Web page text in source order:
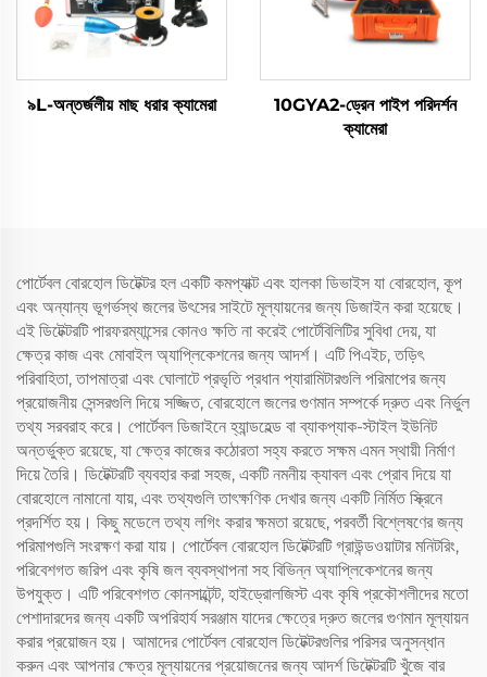
৯L-অন্তর্জলীয় মাছ ধরার ক্যামেরা
10GYA2-ড্রেন পাইপ পরিদর্শন
ক্যামেরা
পোর্টেবল বোরহোল ডিটেক্টর হল একটি কমপ্যাক্ট এবং হালকা ডিভাইস যা বোরহোল, কূপ
এবং অন্যান্য ভূগর্ভস্থ জলের উৎসের সাইটে মূল্যায়নের জন্য ডিজাইন করা হয়েছে।
এই ডিটেক্টরটি পারফরম্যান্সের কোনও ক্ষতি না করেই পোর্টেবিলিটির সুবিধা দেয়, যা
ক্ষেত্র কাজ এবং মোবাইল অ্যাপ্লিকেশনের জন্য আদর্শ। এটি পিএইচ, তড়িৎ
পরিবাহিতা, তাপমাত্রা এবং ঘোলাটে প্রভৃতি প্রধান প্যারামিটারগুলি পরিমাপের জন্য
প্রয়োজনীয় সেন্সরগুলি দিয়ে সজ্জিত, বোরহোলে জলের গুণমান সম্পর্কে দ্রুত এবং নির্ভুল
তথ্য সরবরাহ করে। পোর্টেবল ডিজাইনে হ্যান্ডহেল্ড বা ব্যাকপ্যাক-স্টাইল ইউনিট
অন্তর্ভুক্ত রয়েছে, যা ক্ষেত্র কাজের কঠোরতা সহ্য করতে সক্ষম এমন স্থায়ী নির্মাণ
দিয়ে তৈরি। ডিটেক্টরটি ব্যবহার করা সহজ, একটি নমনীয় ক্যাবল এবং প্রোব দিয়ে যা
বোরহোলে নামানো যায়, এবং তথ্যগুলি তাৎক্ষণিক দেখার জন্য একটি নির্মিত স্ক্রিনে
প্রদর্শিত হয়। কিছু মডেলে তথ্য লগিং করার ক্ষমতা রয়েছে, পরবর্তী বিশ্লেষণের জন্য
পরিমাপগুলি সংরক্ষণ করা যায়। পোর্টেবল বোরহোল ডিটেক্টরটি গ্রাউন্ডওয়াটার মনিটরিং,
পরিবেশগত জরিপ এবং কৃষি জল ব্যবস্থাপনা সহ বিভিন্ন অ্যাপ্লিকেশনের জন্য
উপযুক্ত। এটি পরিবেশগত কোনসাল্টেন্ট, হাইড্রোলজিস্ট এবং কৃষি প্রকৌশলীদের মতো
পেশাদারদের জন্য একটি অপরিহার্য সরঞ্জাম যাদের ক্ষেত্রে দ্রুত জলের গুণমান মূল্যায়ন
করার প্রয়োজন হয়। আমাদের পোর্টেবল বোরহোল ডিটেক্টরগুলির পরিসর অনুসন্ধান
করুন এবং আপনার ক্ষেত্র মূল্যায়নের প্রয়োজনের জন্য আদর্শ ডিটেক্টরটি খুঁজে বার